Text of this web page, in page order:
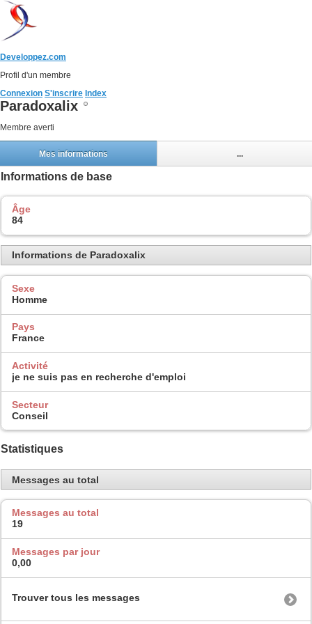
Developpez.com
Profil d'un membre
Connexion S'inscrire Index
Paradoxalix
Membre averti
Mes informations ...
Informations de base
Âge
84
Informations de Paradoxalix
Sexe
Homme
Pays
France
Activité
je ne suis pas en recherche d'emploi
Secteur
Conseil
Statistiques
Messages au total
Messages au total
19
Messages par jour
0,00
Trouver tous les messages